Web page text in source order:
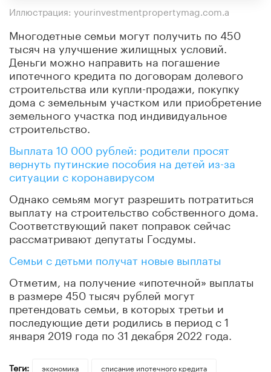
Иллюстрация: yourinvestmentpropertymag.com.a
Многодетные семьи могут получить по 450
тысяч на улучшение жилищных условий.
Деньги можно направить на погашение
ипотечного кредита по договорам долевого
строительства или купли-продажи, покупку
дома с земельным участком или приобретение
земельного участка под индивидуальное
строительство.
Выплата 10 000 рублей: родители просят
вернуть путинские пособия на детей из-за
ситуации с коронавирусом
Однако семьям могут разрешить потратиться
выплату на строительство собственного дома.
Соответствующий пакет поправок сейчас
рассматривают депутаты Госдумы.
Семьи с детьми получат новые выплаты
Отметим, на получение «ипотечной» выплаты
в размере 450 тысяч рублей могут
претендовать семьи, в которых третьи и
последующие дети родились в период с 1
января 2019 года по 31 декабря 2022 года.
Теги: экономика
списание ипотечного кредита